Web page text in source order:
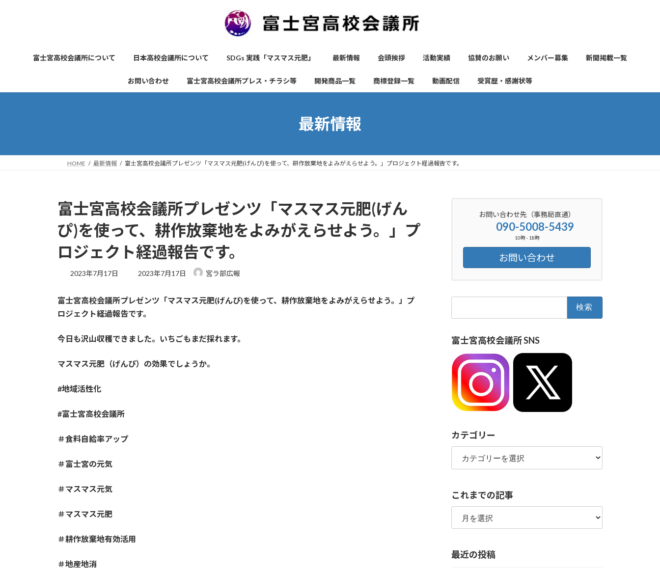
富士宮高校会議所について 日本高校会議所について SDGs 実践「マスマス元肥」 最新情報 会頭挨拶 活動実績 協賛のお願い メンバー募集 新聞掲載一覧
お問い合わせ 富士宮高校会議所プレス・チラシ等 開発商品一覧 商標登録一覧 動画配信 受賞歴・感謝状等
最新情報
HOME 最新情報 富士宮高校会議所プレゼンツ「マスマス元肥(げんぴ)を使って、耕作放棄地をよみがえらせよう。」プロジェクト経過報告です。
富士宮高校会議所プレゼンツ「マスマス元肥(げん
ぴ)を使って、耕作放棄地をよみがえらせよう。」プ
ロジェクト経過報告です。
2023年7月17日
最
新
日
時
2023年7月17日 宮ラ部広報
富士宮高校会議所プレゼンツ「マスマス元肥(げんぴ)を使って、耕作放棄地をよみがえらせよう。」プ
ロジェクト経過報告です。
今日も沢山収穫できました。いちごもまだ採れます。
マスマス元肥（げんぴ）の効果でしょうか。
#地域活性化
#富士宮高校会議所
＃食料自給率アップ
＃富士宮の元気
＃マスマス元気
＃マスマス元肥
＃耕作放棄地有効活用
＃地産地消
お問い合わせ先（事務局直通）
090-5008-5439
10時 - 18時
お問い合わせ
富士宮高校会議所 SNS
カテゴリー
カ
ゴ
ー
これまでの記事
こ
ま
の
最近の投稿